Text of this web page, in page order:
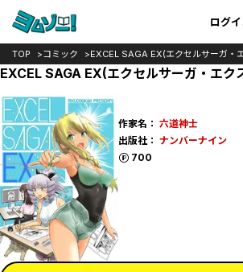
ログ
TOP コミック EXCEL SAGA EX(エクセルサーガ・
EXCEL SAGA EX(エクセルサーガ・エク
作家名： 六道神士
出版社： ナンバーナイン
700
ポイント